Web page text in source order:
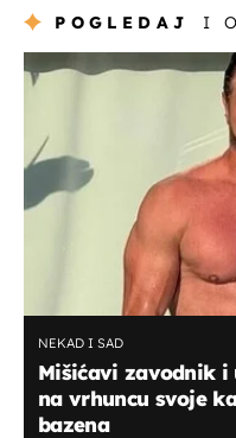
POGLEDAJ I
NEKAD I SAD
Mišićavi zavodnik
na vrhuncu svoje
bazena